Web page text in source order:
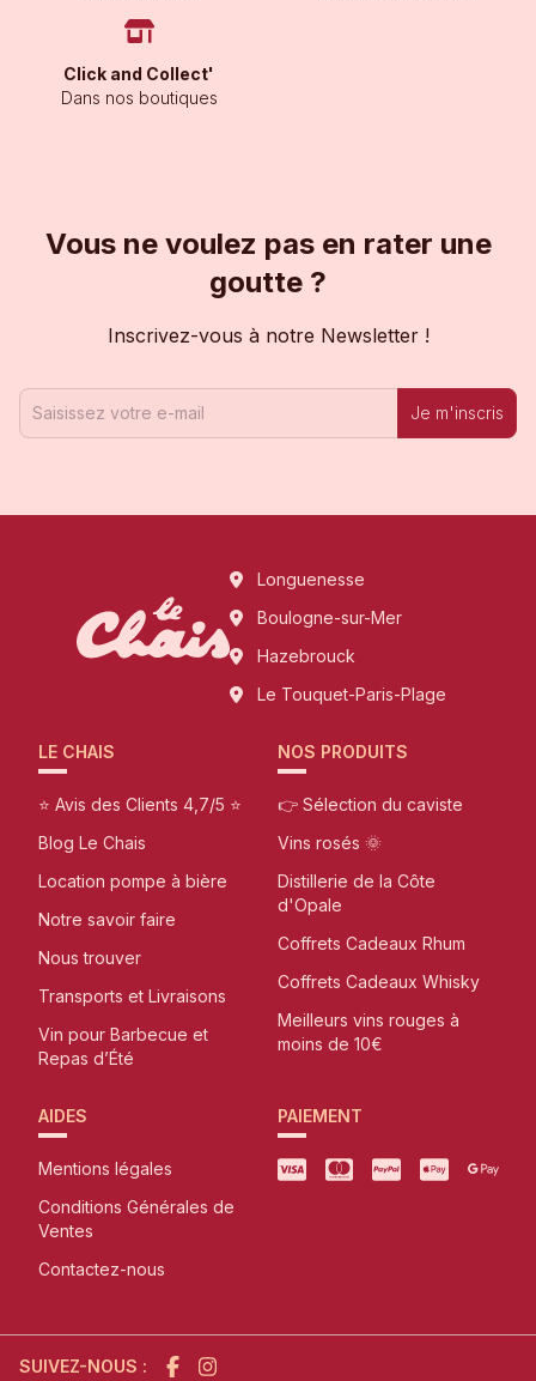
Click and Collect'
Dans nos boutiques
Vous ne voulez pas en rater une
goutte ?
Inscrivez-vous à notre Newsletter !
Je m'inscris
Longuenesse
Boulogne-sur-Mer
Hazebrouck
Le Touquet-Paris-Plage
LE CHAIS
⭐ Avis des Clients 4,7/5 ⭐
Blog Le Chais
Location pompe à bière
Notre savoir faire
Nous trouver
Transports et Livraisons
Vin pour Barbecue et
Repas d’Été
NOS PRODUITS
👉 Sélection du caviste
Vins rosés 🌞
Distillerie de la Côte
d'Opale
Coffrets Cadeaux Rhum
Coffrets Cadeaux Whisky
Meilleurs vins rouges à
moins de 10€
AIDES
Mentions légales
Conditions Générales de
Ventes
Contactez-nous
PAIEMENT
SUIVEZ-NOUS :